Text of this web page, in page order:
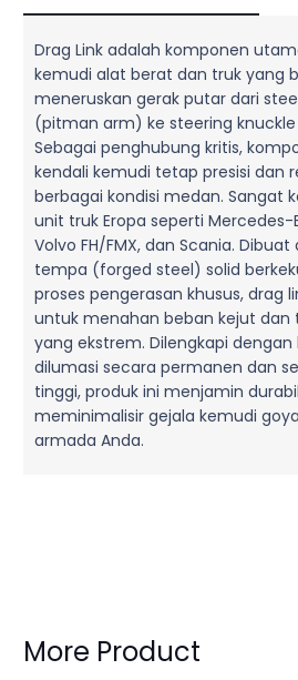
Drag Link adalah komponen
kemudi alat berat dan truk yang
meneruskan gerak putar dari
(pitman arm) ke steering
Sebagai penghubung kritis,
kendali kemudi tetap presisi dan
berbagai kondisi medan. Sangat
unit truk Eropa seperti Mercedes-
Volvo FH/FMX, dan Scania.
tempa (forged steel) solid
proses pengerasan khusus, drag
untuk menahan beban kejut dan
yang ekstrem. Dilengkapi
dilumasi secara permanen dan
tinggi, produk ini menjamin
meminimalisir gejala kemudi
armada Anda.
More Product